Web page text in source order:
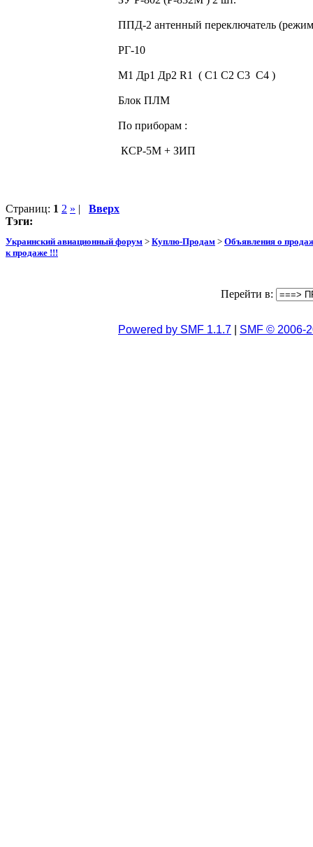
ППД-2 антенный переключатель
РГ-10
М1 Др1 Др2 R1 ( С1 С2 С3 С4 )
Блок ПЛМ
По приборам :
КСР-5М + ЗИП
Страниц: 1 2 » | Вверх
Тэги:
Украинский авиационный форум > Куплю-Продам > Объявления о
к продаже !!!
Перейти в:
Powered by SMF 1.1.7 SMF © 2006-